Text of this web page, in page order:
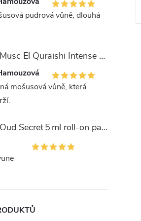
pudrová vůně, dlouhá
El Nabil - Musc El Quraishi Intense 15 ml parfémová voda - pro ženy - 50% esencí
mošusová vůně, která
El Nabil - Oud Secret 5 ml roll-on parfémový olej - unisex